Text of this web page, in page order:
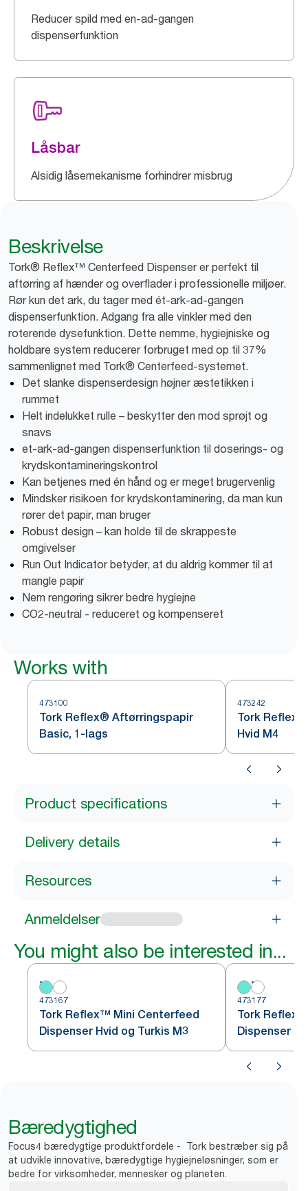
Reducer spild med en-ad-gangen
dispenserfunktion
Låsbar
Alsidig låsemekanisme forhindrer misbrug
Beskrivelse
Tork® Reflex™ Centerfeed Dispenser er perfekt til
aftørring af hænder og overflader i professionelle miljøer.
Rør kun det ark, du tager med ét-ark-ad-gangen
dispenserfunktion. Adgang fra alle vinkler med den
roterende dysefunktion. Dette nemme, hygiejniske og
holdbare system reducerer forbruget med op til 37%
sammenlignet med Tork® Centerfeed-systemet.
Det slanke dispenserdesign højner æstetikken i
rummet
Helt indelukket rulle – beskytter den mod sprøjt og
snavs
et-ark-ad-gangen dispenserfunktion til doserings- og
krydskontamineringskontrol
Kan betjenes med én hånd og er meget brugervenlig
Mindsker risikoen for krydskontaminering, da man kun
rører det papir, man bruger
Robust design – kan holde til de skrappeste
omgivelser
Run Out Indicator betyder, at du aldrig kommer til at
mangle papir
Nem rengøring sikrer bedre hygiejne
CO2-neutral - reduceret og kompenseret
Works with
473100
Tork Reflex® Aftørringspapir
Basic, 1-lags
473242
Tork
Hvid M4
Product specifications
Delivery details
Resources
Anmeldelser
You might also be interested in...
473167
Tork Reflex™ Mini Centerfeed
Dispenser Hvid og Turkis M3
473177
Tork
Dispenser
Bæredygtighed
Focus4 bæredygtige produktfordele - Tork bestræber sig på
at udvikle innovative, bæredygtige hygiejneløsninger, som er
bedre for virksomheder, mennesker og planeten.